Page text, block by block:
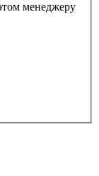
менеджеру